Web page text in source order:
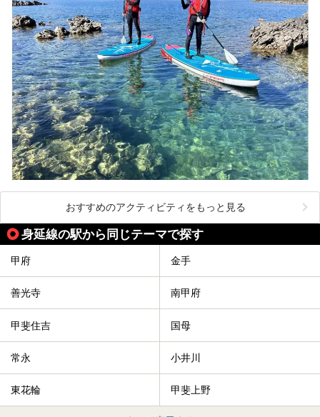
おすすめのアクティビティをもっと見る
身延線の駅から同じテーマで探す
甲府 金手
善光寺 南甲府
甲斐住吉 国母
常永 小井川
東花輪 甲斐上野